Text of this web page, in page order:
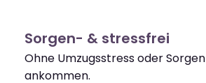
Sorgen- & stressfrei
Ohne Umzugsstress oder
ankommen.